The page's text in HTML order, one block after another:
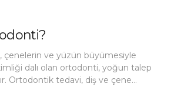
çenelerin ve yüzün büyümesiyle
dalı olan ortodonti, yoğun talep
Ortodontik tedavi, diş ve çene